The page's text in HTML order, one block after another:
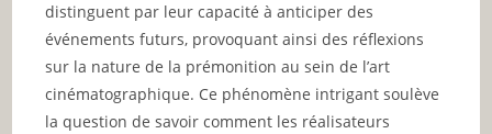
distinguent par leur capacité à anticiper des
événements futurs, provoquant ainsi des réflexions
sur la nature de la prémonition au sein de l’art
cinématographique. Ce phénomène intrigant soulève
la question de savoir comment les réalisateurs